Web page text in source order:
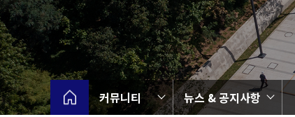
커뮤니티 뉴스 & 공지사항